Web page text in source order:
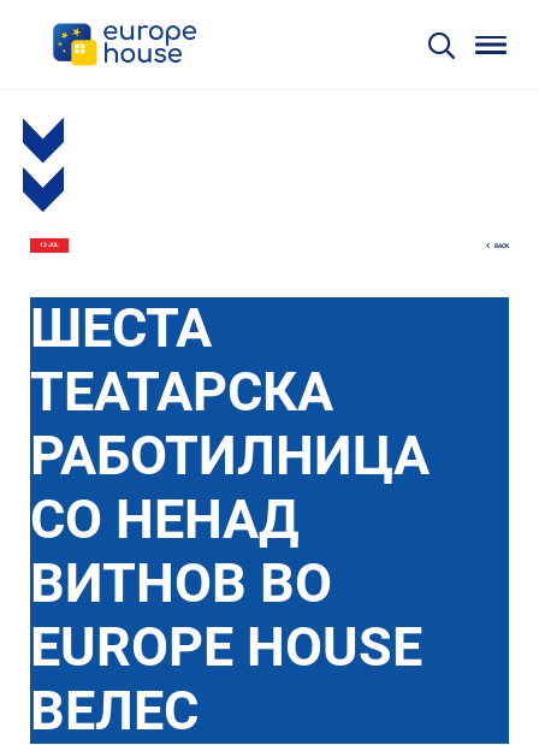
13 JUL BACK
ШЕСТА
ТЕАТАРСКА
РАБОТИЛНИЦА
СО НЕНАД
ВИТНОВ ВО
EUROPE HOUSE
ВЕЛЕС